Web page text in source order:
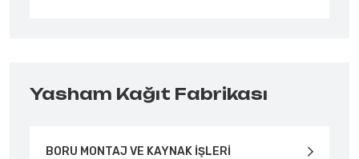
Yasham Kağıt Fabrikası
BORU MONTAJ VE KAYNAK İŞLERİ